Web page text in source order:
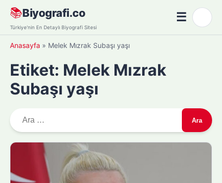
Skip
content
📚Biyografi.co
Türkiye'nin En Detaylı Biyografi Sitesi
☰Menü
Anasayfa » Melek Mızrak Subaşı yaşı
Etiket: Melek Mızrak
Subaşı yaşı
r
: